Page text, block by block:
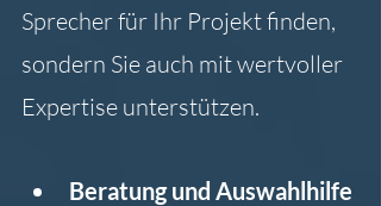
Sprecher für Ihr Projekt finden,
sondern Sie auch mit wertvoller
Expertise unterstützen.
Beratung und Auswahlhilfe